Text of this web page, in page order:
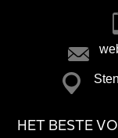
HET BESTE